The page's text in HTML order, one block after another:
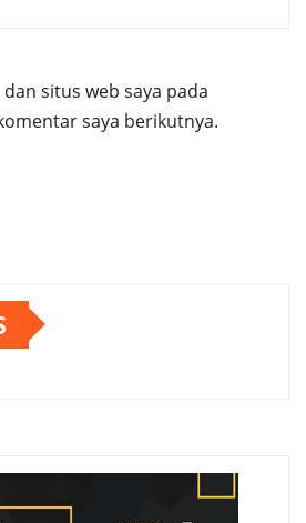
situs web saya pada
saya berikutnya.